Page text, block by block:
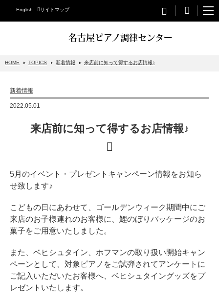
English サイトマップ
名古屋ピアノ調律センター
スタインウェイについて
アップライトピアノ
BECHSTEIN
ベヒシュタイングランドピアノ
ベヒシュタインアップライトピアノ
ホフマングランドピアノ
中古ピアノ
HOME TOPICS 新着情報 来店前に知って得するお店情報♪
新着情報
2022.05.01
来店前に知って得するお店情報♪
5月のイベント・プレゼントキャンペーン情報をお知ら
せ致します♪
こどもの日にあわせて、ゴールデンウィーク期間中にご
来店のお子様連れのお客様に、鯉のぼりパッケージのお
菓子をご用意いたしました。
また、ベヒシュタイン、ホフマンの取り扱い開始キャン
ペーンとして、対象ピアノをご試弾されてアンケートに
ご記入いただいたお客様へ、ベヒシュタイングッズをプ
レゼントいたします。